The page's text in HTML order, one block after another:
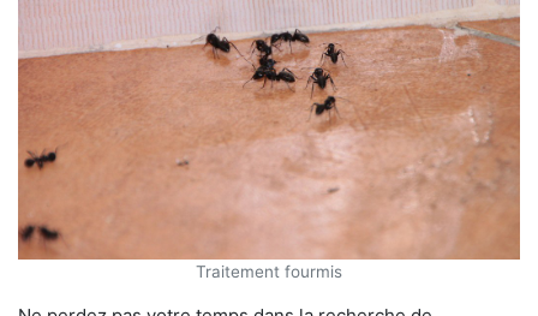
Traitement fourmis